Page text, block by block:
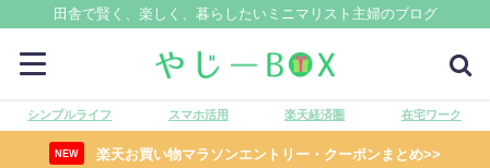
田舎で賢く、楽しく、暮らしたいミニマリスト主婦のブログ
シンプルライフ スマホ活用 楽天経済圏 在宅ワーク
NEW 楽天お買い物マラソンエントリー・クーポンまとめ>>